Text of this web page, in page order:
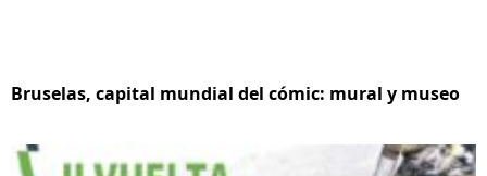
Bruselas, capital mundial del cómic: mural y museo